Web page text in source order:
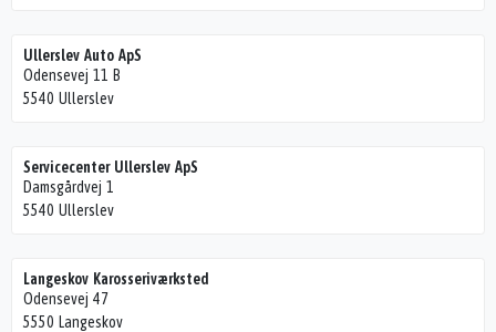
Ullerslev Auto ApS
Odensevej 11 B
5540 Ullerslev
Servicecenter Ullerslev ApS
Damsgårdvej 1
5540 Ullerslev
Langeskov Karosseriværksted
Odensevej 47
5550 Langeskov